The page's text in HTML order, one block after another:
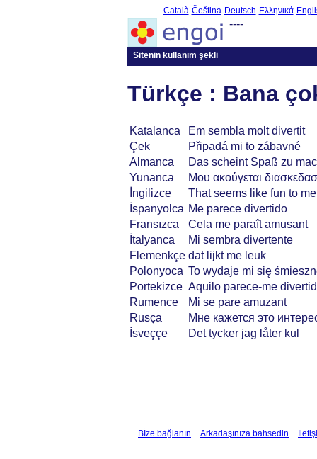
Català Čeština Deutsch Ελληνικά
----
Sitenin kullanım şekli
Türkçe : Bana
Katalanca
Em sembla molt divertit
Çek
Připadá mi to zábavné
Almanca
Das scheint Spaß zu
Yunanca
Μου ακούγεται
İngilizce
That seems like fun to me
İspanyolca Me parece divertido
Fransızca
Cela me paraît amusant
İtalyanca
Mi sembra divertente
Flemenkçe dat lijkt me leuk
Polonyoca To wydaje mi się
Portekizce Aquilo parece-me
Rumence
Mi se pare amuzant
Rusça
Мне кажется это
İsveççe
Det tycker jag låter kul
Bİze bağlanın Arkadaşınıza bahsedin